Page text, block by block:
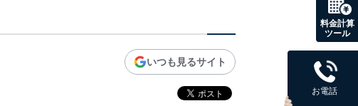
いつも見るサイト
料金計算
ツール
お電話